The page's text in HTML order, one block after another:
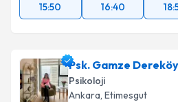
15:50
16:40
Psk. Gamze Dereköy
Psikoloji
Ankara, Etimesgut